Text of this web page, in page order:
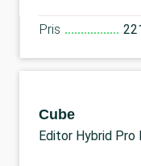
Pris
Cube
Editor Hybrid Pro